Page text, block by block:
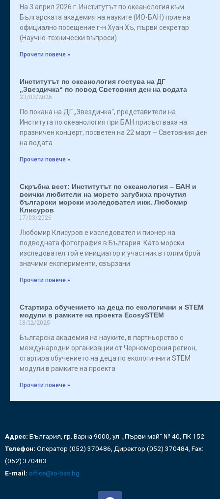
На 3 април 2026 г. Институтът по океанология към
Българската академия на науките (ИО-БАН) прие на
официално посещение г-н Хуан Хъ, първи секретар
(Научно-технически въпроси)
Прочети повече »
Институтът по океанология гостува на ДГ
„Звездичка“ по повод Световния ден на водата
23/03/2026
По покана на ДГ „Звездичка“, представители на
Института по океанология при БАН присъстваха на
празничен концерт, посветен на 22 март – Световния ден
на водата.
Прочети повече »
Скръбна вест: Институтът по океанология – БАН и
всички любители на морето загубиха прочутия
български морски изследовател инж. Любомир
Клисуров
17/03/2026
Любомир Клисуров е изследовател и пионер на
подводната фотография в България. Като морски
изследовател той е инициатор и участник в голям брой
значими експерименти, свързани
Прочети повече »
Стартира обучението на деца по екологични и STEM
модули в рамките на проекта EcosySTEM
18/12/2025
Българска академия на науките, в партньорство с
международни организации от Черноморския регион,
стартира обучението на деца по екологични и STEM
модули в рамките на проекта
Прочети повече »
Адрес: България, гр. Варна 9000, ул. „Първи май“ № 40, ПК 152
Телефон: Оператор (052) 370486, Директор (052) 370484, Fax:
(052) 370483
E-mail: office@io-bas.bg